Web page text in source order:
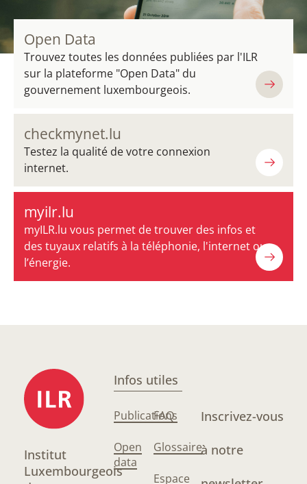
Open Data
Trouvez toutes les données publiées par l'ILR
sur la plateforme "Open Data" du
gouvernement luxembourgeois.
checkmynet.lu
Testez la qualité de votre connexion
internet.
myilr.lu
myILR.lu vous permet de trouver des infos et
des tuyaux relatifs à la téléphonie, l'internet ou
l’énergie.
Institut
Luxembourgeois
Infos utiles
Publications
Open
data
FAQ
Glossaire
Espace
Inscrivez-vous
à notre